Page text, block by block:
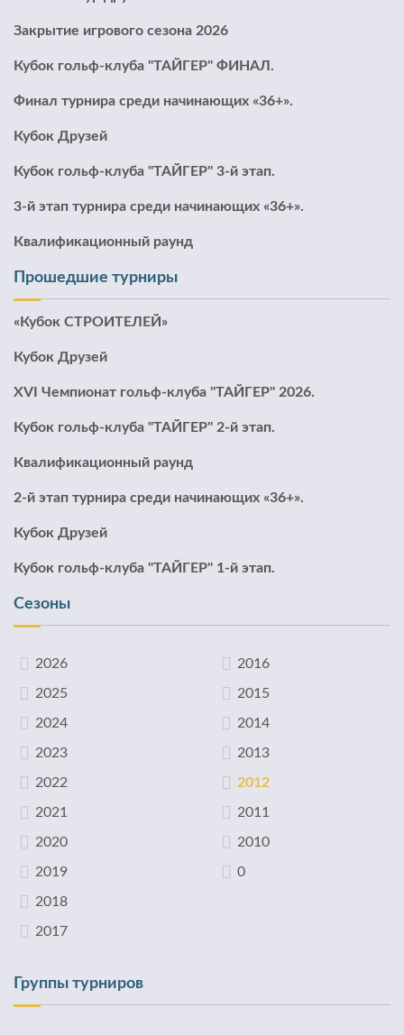
Закрытие игрового сезона 2026
Кубок гольф-клуба "ТАЙГЕР" ФИНАЛ.
Финал турнира среди начинающих «36+».
Кубок Друзей
Кубок гольф-клуба "ТАЙГЕР" 3-й этап.
3-й этап турнира среди начинающих «36+».
Квалификационный раунд
Прошедшие турниры
«Кубок СТРОИТЕЛЕЙ»
Кубок Друзей
XVI Чемпионат гольф-клуба "ТАЙГЕР" 2026.
Кубок гольф-клуба "ТАЙГЕР" 2-й этап.
Квалификационный раунд
2-й этап турнира среди начинающих «36+».
Кубок Друзей
Кубок гольф-клуба "ТАЙГЕР" 1-й этап.
Сезоны
2026
2025
2024
2023
2022
2021
2020
2019
2018
2017
2016
2015
2014
2013
2012
2011
2010
0
Группы турниров